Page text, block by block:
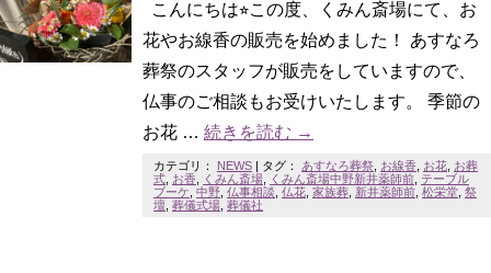
こんにちは⭐︎この度、くみん斎場にて、お
花やお線香の販売を始めました！ あすなろ
葬祭のスタッフが販売をしていますので、
仏事のご相談もお受けいたします。 季節の
お花 … 続きを読む →
カテゴリ： NEWS | タグ： あすなろ葬祭 お線香 お花 お葬
式 お香 くみん斎場 くみん斎場中野新井薬師前 テーブル
ブーケ 中野 仏事相談 仏花 家族葬 新井薬師前 松栄堂 祭
壇 葬儀式場 葬儀社